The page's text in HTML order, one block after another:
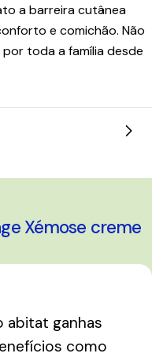
a barreira cutânea
e comichão. Não
toda a família desde
Xémose creme
abitat ganhas
como